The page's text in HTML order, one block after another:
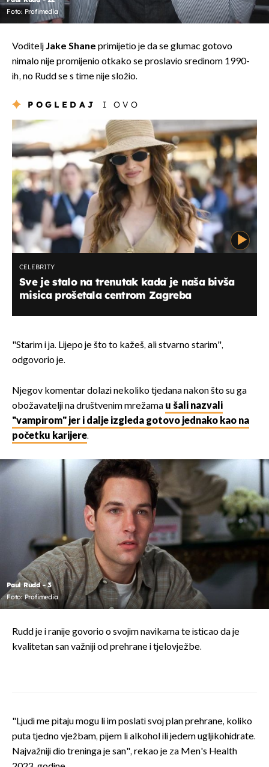
Foto: Profimedia
VoditeljJake Shane primijetio je da se glumac gotovo
nimalo nije promijenio otkako se proslavio sredinom 1990-
ih, no Rudd se s time nije složio.
POGLEDAJ I OVO
CELEBRITY
Sve je stalo na trenutak kada je naša bivša
misica prošetala centrom Zagreba
"Starim i ja. Lijepo je što to kažeš, ali stvarno starim",
odgovorio je.
Njegov komentar dolazi nekoliko tjedana nakon što su ga
obožavatelji na društvenim mrežama u šali nazvali
"vampirom" jer i dalje izgleda gotovo jednako kao na
početku karijere.
Paul Rudd - 3
Foto: Profimedia
Rudd je i ranije govorio o svojim navikama te isticao da je
kvalitetan san važniji od prehrane i tjelovježbe.
"Ljudi me pitaju mogu li im poslati svoj plan prehrane, koliko
puta tjedno vježbam, pijem li alkohol ili jedem ugljikohidrate.
Najvažniji dio treninga je san", rekao je za Men's Health